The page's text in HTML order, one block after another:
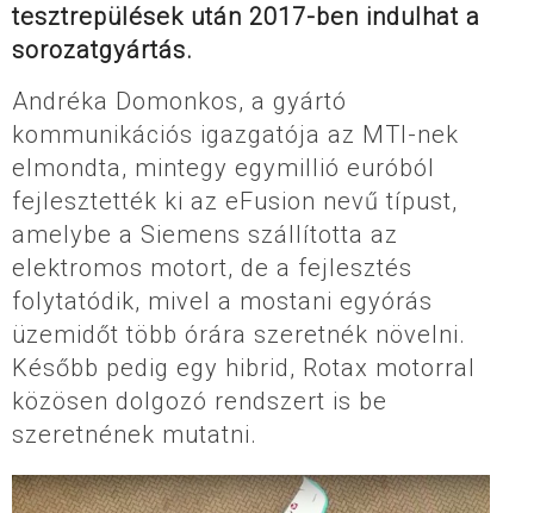
tesztrepülések után 2017-ben indulhat a
sorozatgyártás.
Andréka Domonkos, a gyártó
kommunikációs igazgatója az MTI-nek
elmondta, mintegy egymillió euróból
fejlesztették ki az eFusion nevű típust,
amelybe a Siemens szállította az
elektromos motort, de a fejlesztés
folytatódik, mivel a mostani egyórás
üzemidőt több órára szeretnék növelni.
Később pedig egy hibrid, Rotax motorral
közösen dolgozó rendszert is be
szeretnének mutatni.